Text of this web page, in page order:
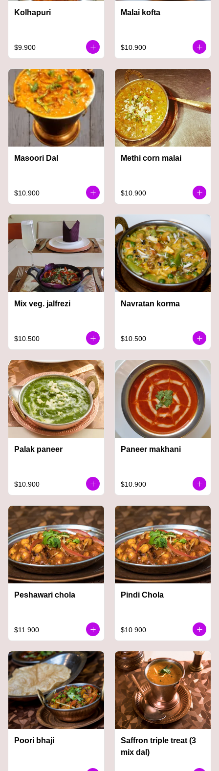
Kolhapuri
$9.900
Malai kofta
$10.900
Masoori Dal
$10.900
Methi corn malai
$10.900
Mix veg. jalfrezi
$10.500
Navratan korma
$10.500
Palak paneer
$10.900
Paneer makhani
$10.900
Peshawari chola
$11.900
Pindi Chola
$10.900
Poori bhaji
Saffron triple treat (3
mix dal)